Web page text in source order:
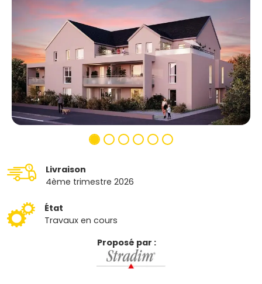
Livraison
4ème trimestre 2026
État
Travaux en cours
Proposé par :